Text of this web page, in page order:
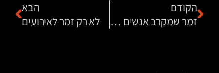
הקודם
זמר שמקרב אנשים באירוע
הבא
לא רק זמר לאירועים